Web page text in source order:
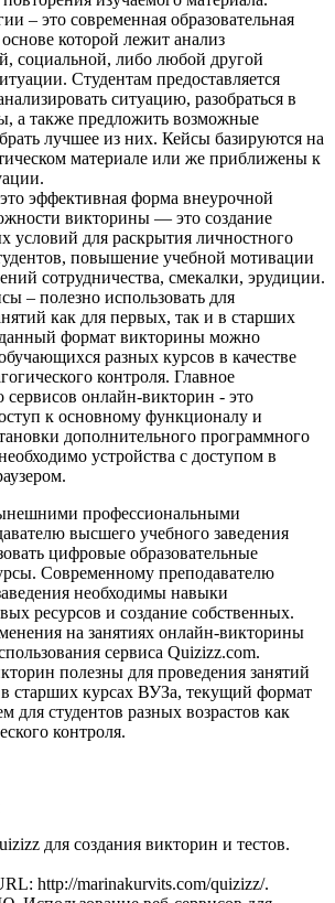
– это современная образовательная
которой лежит анализ
социальной, либо любой другой
Студентам предоставляется
ситуацию, разобраться в
а также предложить возможные
лучшее из них. Кейсы базируются на
материале или же приближены к
эффективная форма внеурочной
викторины — это создание
условий для раскрытия личностного
повышение учебной мотивации
сотрудничества, смекалки, эрудиции.
– полезно использовать для
как для первых, так и в старших
формат викторины можно
разных курсов в качестве
контроля. Главное
сервисов онлайн-викторин - это
к основному функционалу и
дополнительного программного
устройства с доступом в
профессиональными
высшего учебного заведения
цифровые образовательные
Современному преподавателю
необходимы навыки
ресурсов и создание собственных.
на занятиях онлайн-викторины
сервиса Quizizz.com.
полезны для проведения занятий
старших курсах ВУЗа, текущий формат
для студентов разных возрастов как
контроля.
для создания викторин и тестов.
http://marinakurvits.com/quizizz/.